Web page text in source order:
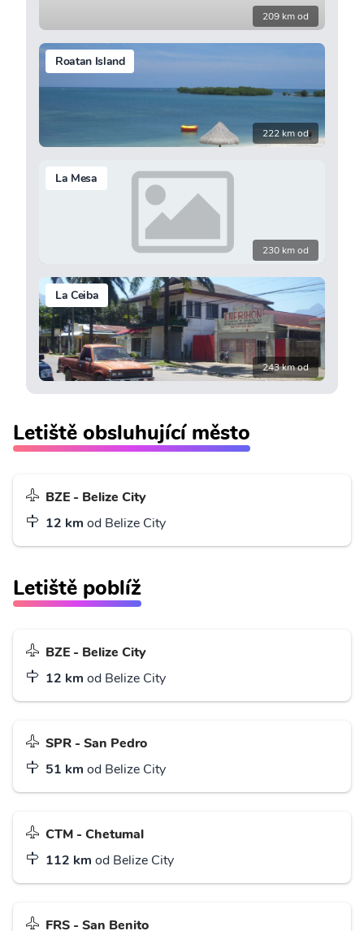
209 km od
Roatan Island
222 km od
La Mesa
230 km od
La Ceiba
243 km od
Letiště obsluhující město
BZE - Belize City
12 km od Belize City
Letiště poblíž
BZE - Belize City
12 km od Belize City
SPR - San Pedro
51 km od Belize City
CTM - Chetumal
112 km od Belize City
FRS - San Benito